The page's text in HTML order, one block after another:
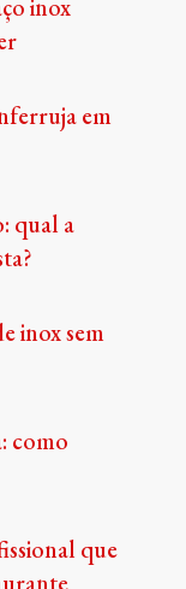
inox
em
qual a
inox sem
como
que